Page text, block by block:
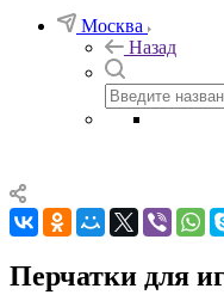
Москва
Назад
Перчатки для